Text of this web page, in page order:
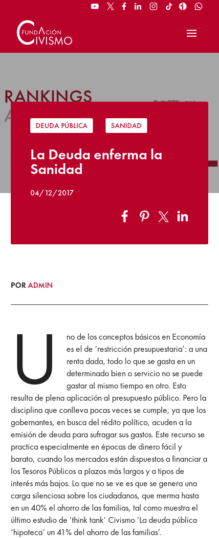
DEUDA PÚBLICA SANIDAD
La Deuda enferma la
Sanidad
04/12/2017
PORADMIN
U
no de los conceptos básicos en Economía
es el de ‘restricción presupuestaria’: a una
renta dada, todo lo que se gasta en un
determinado bien o servicio no se puede
gastar al mismo tiempo en otro. Esto
resulta de plena aplicación al presupuesto público. Pero la
disciplina que conlleva pocas veces se cumple, ya que los
gobernantes, en busca del rédito político, acuden a la
emisión de deuda para sufragar sus gastos. Este recurso se
practica especialmente en épocas de dinero fácil y
barato, cuando los mercados están dispuestos a financiar a
los Tesoros Públicos a plazos más largos y a tipos de
interés más bajos. Lo que no se ve es que se genera una
carga silenciosa sobre los ciudadanos, que merma hasta
en un 40% el ahorro de las familias, tal como muestra el
último estudio de ‘think tank’ Civismo ‘La deuda pública
‘hipoteca’ un 41% del ahorro de las familias’.